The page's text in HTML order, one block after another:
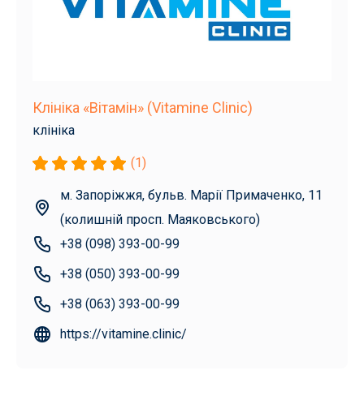
Клініка «Вітамін» (Vitamine Clinic)
клініка
(1)
м. Запоріжжя, бульв. Марії Примаченко, 11
(колишній просп. Маяковського)
+38 (098) 393-00-99
+38 (050) 393-00-99
+38 (063) 393-00-99
https://vitamine.clinic/